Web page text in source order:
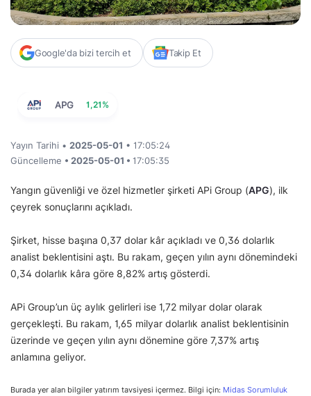
Google'da bizi tercih et Takip Et
APG 1,21%
Yayın Tarihi • 2025-05-01 • 17:05:24
Güncelleme • 2025-05-01 • 17:05:35
Yangın güvenliği ve özel hizmetler şirketi APi Group (APG), ilk
çeyrek sonuçlarını açıkladı.
Şirket, hisse başına 0,37 dolar kâr açıkladı ve 0,36 dolarlık
analist beklentisini aştı. Bu rakam, geçen yılın aynı dönemindeki
0,34 dolarlık kâra göre 8,82% artış gösterdi.
APi Group’un üç aylık gelirleri ise 1,72 milyar dolar olarak
gerçekleşti. Bu rakam, 1,65 milyar dolarlık analist beklentisinin
üzerinde ve geçen yılın aynı dönemine göre 7,37% artış
anlamına geliyor.
Burada yer alan bilgiler yatırım tavsiyesi içermez. Bilgi için: Midas Sorumluluk